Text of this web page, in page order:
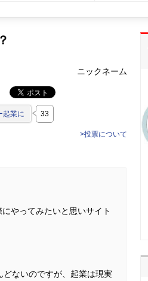
ニックネーム
起業に 33
>投票について
やってみたいと思いサイト
ないのですが、起業は現実